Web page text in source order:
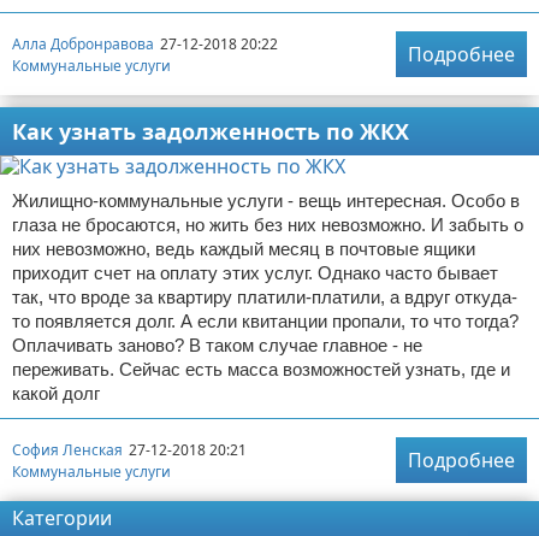
Алла Добронравова 27-12-2018 20:22
Коммунальные услуги
Подробнее
Как узнать задолженность по ЖКХ
Жилищно-коммунальные услуги - вещь интересная. Особо в
глаза не бросаются, но жить без них невозможно. И забыть о
них невозможно, ведь каждый месяц в почтовые ящики
приходит счет на оплату этих услуг. Однако часто бывает
так, что вроде за квартиру платили-платили, а вдруг откуда-
то появляется долг. А если квитанции пропали, то что тогда?
Оплачивать заново? В таком случае главное - не
переживать. Сейчас есть масса возможностей узнать, где и
какой долг
София Ленская 27-12-2018 20:21
Коммунальные услуги
Подробнее
Категории